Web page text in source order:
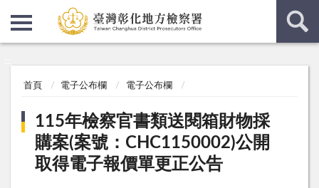
首頁 電子公布欄 電子公布欄
115年檢察官書類送閱箱財物採
購案(案號：CHC1150002)公開
取得電子報價單更正公告